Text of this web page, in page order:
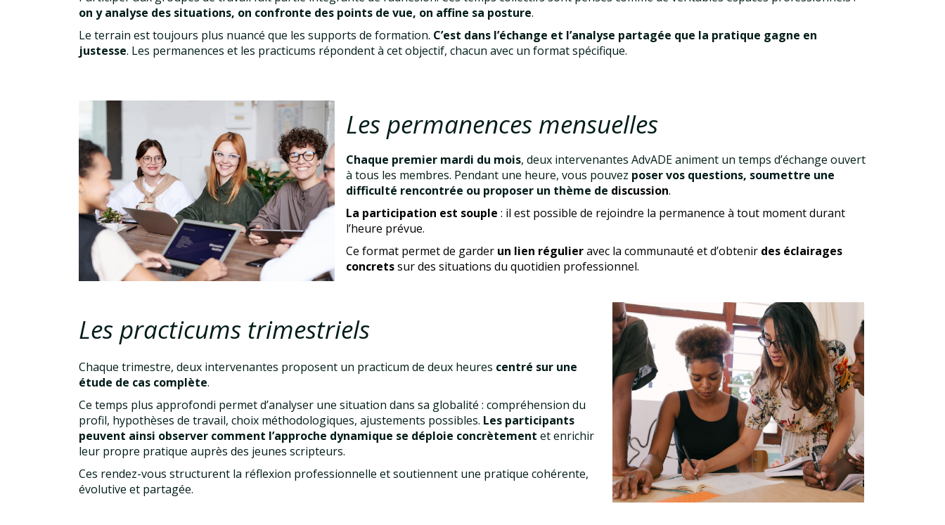
on y analyse des situations, on confronte des points de vue, on affine sa posture.
Le terrain est toujours plus nuancé que les supports de formation. C’est dans l’échange et l’analyse partagée que la pratique gagne en
justesse. Les permanences et les practicums répondent à cet objectif, chacun avec un format spécifique.
Les permanences mensuelles
Chaque premier mardi du mois, deux intervenantes AdvADE animent un temps d’échange ouvert
à tous les membres. Pendant une heure, vous pouvez poser vos questions, soumettre une
difficulté rencontrée ou proposer un thème de discussion.
La participation est souple : il est possible de rejoindre la permanence à tout moment durant
l’heure prévue.
Ce format permet de garder un lien régulieravec la communauté et d’obtenir des éclairages
concretssur des situations du quotidien professionnel.
Les practicums trimestriels
Chaque trimestre, deux intervenantes proposent un practicum de deux heures centré sur une
étude de cas complète.
Ce temps plus approfondi permet d’analyser une situation dans sa globalité : compréhension du
profil, hypothèses de travail, choix méthodologiques, ajustements possibles. Les participants
peuvent ainsi observer comment l’approche dynamique se déploie concrètement et enrichir
leur propre pratique auprès des jeunes scripteurs.
Ces rendez-vous structurent la réflexion professionnelle et soutiennent une pratique cohérente,
évolutive et partagée.